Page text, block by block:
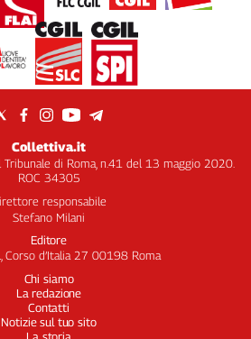
Collettiva.it
di Roma, n.41 del 13 maggio 2020.
ROC 34305
responsabile
Stefano Milani
Editore
Corso d’Italia 27 00198 Roma
Chi siamo
La redazione
Contatti
Notizie sul tuo sito